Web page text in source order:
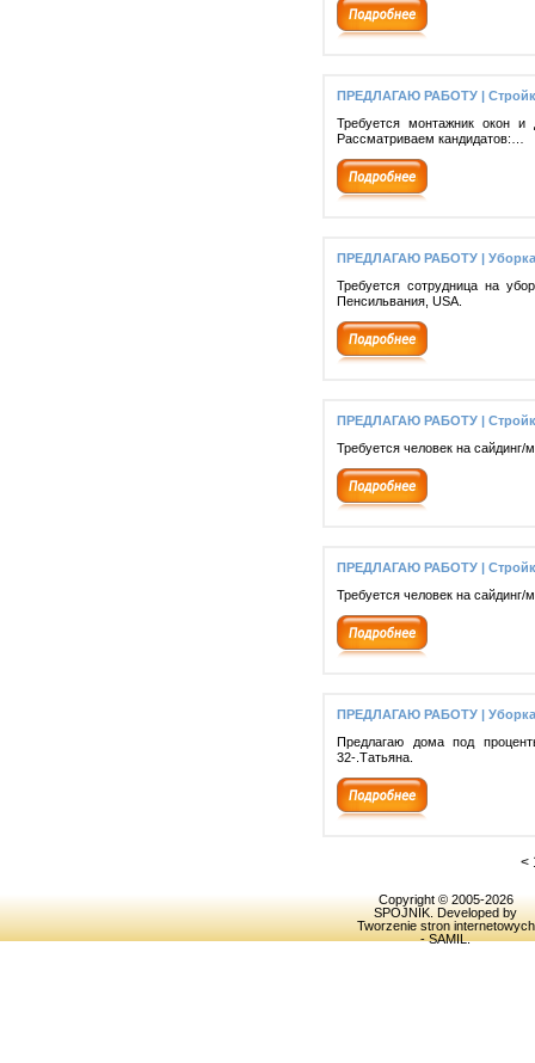
ПРЕДЛАГАЮ РАБОТУ |
Требуется монтажник окон
Рассматриваем кандидатов:…
ПРЕДЛАГАЮ РАБОТУ |
Требуется сотрудница на
Пенсильвания, USA.
ПРЕДЛАГАЮ РАБОТУ |
Требуется человек на сайдинг/
ПРЕДЛАГАЮ РАБОТУ |
Требуется человек на сайдинг/
ПРЕДЛАГАЮ РАБОТУ |
Предлагаю дома под
32-.Татьяна.
<
Copyright © 2005-2026
SPOJNIK . Developed by
Tworzenie stron internetowych
- SAMIL.